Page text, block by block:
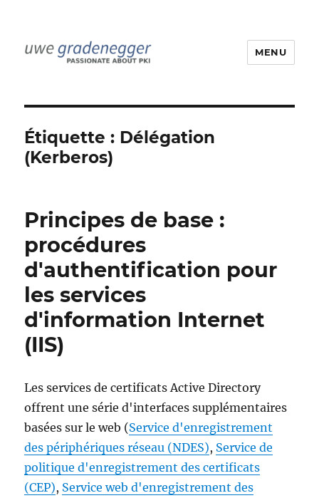
MENU
Étiquette : Délégation
(Kerberos)
Principes de base :
procédures
d'authentification pour
les services
d'information Internet
(IIS)
Les services de certificats Active Directory
offrent une série d'interfaces supplémentaires
basées sur le web (Service d'enregistrement
des périphériques réseau (NDES), Service de
politique d'enregistrement des certificats
(CEP), Service web d'enregistrement des